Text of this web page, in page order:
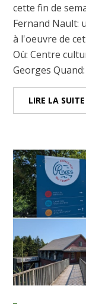
cette fin de
Fernand Nault:
à l'oeuvre de
Où: Centre
Georges
LIRE LA SUITE